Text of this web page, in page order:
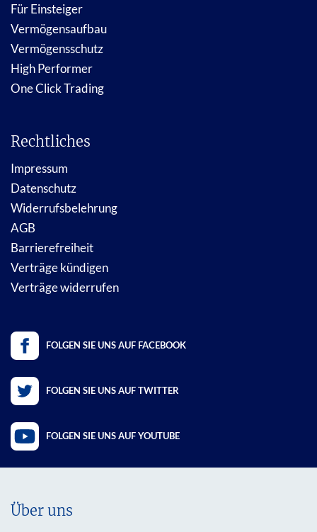
Für Einsteiger
Vermögensaufbau
Vermögensschutz
High Performer
One Click Trading
Rechtliches
Impressum
Datenschutz
Widerrufsbelehrung
AGB
Barrierefreiheit
Verträge kündigen
Verträge widerrufen
FOLGEN SIE UNS AUF FACEBOOK
FOLGEN SIE UNS AUF TWITTER
FOLGEN SIE UNS AUF YOUTUBE
Über uns